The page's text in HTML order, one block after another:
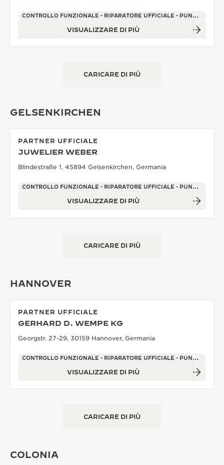
CONTROLLO FUNZIONALE - RIPARATORE UFFICIALE - PUNTO VENDITA
VISUALIZZARE DI PIÙ
CARICARE DI PIÙ
GELSENKIRCHEN
PARTNER UFFICIALE
JUWELIER WEBER
Blindestraße 1, 45894 Gelsenkirchen, Germania
CONTROLLO FUNZIONALE - RIPARATORE UFFICIALE - PUNTO VENDITA
VISUALIZZARE DI PIÙ
CARICARE DI PIÙ
HANNOVER
PARTNER UFFICIALE
GERHARD D. WEMPE KG
Georgstr. 27-29, 30159 Hannover, Germania
CONTROLLO FUNZIONALE - RIPARATORE UFFICIALE - PUNTO VENDITA
VISUALIZZARE DI PIÙ
CARICARE DI PIÙ
COLONIA